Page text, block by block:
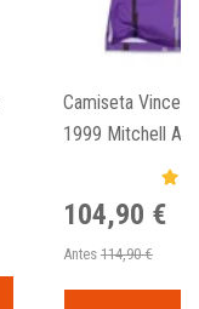
Camiseta Vince
1999 Mitchell
104,90 €
Antes 114,90 €